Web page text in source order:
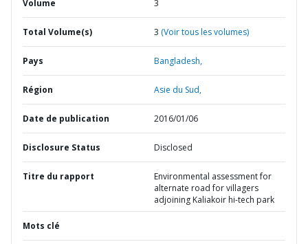
Volume 3
Total Volume(s) 3 (Voir tous les volumes)
Pays Bangladesh,
Région Asie du Sud,
Date de publication 2016/01/06
Disclosure Status Disclosed
Titre du rapport
Environmental assessment for
alternate road for villagers
adjoining Kaliakoir hi-tech park
Mots clé